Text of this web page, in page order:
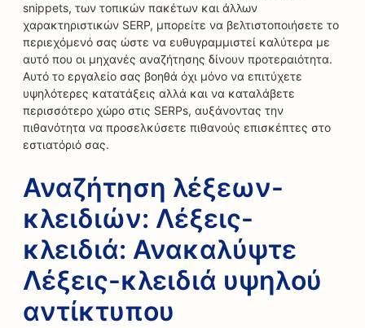
snippets, των τοπικών πακέτων και άλλων
χαρακτηριστικών SERP, μπορείτε να βελτιστοποιήσετε το
περιεχόμενό σας ώστε να ευθυγραμμιστεί καλύτερα με
αυτό που οι μηχανές αναζήτησης δίνουν προτεραιότητα.
Αυτό το εργαλείο σας βοηθά όχι μόνο να επιτύχετε
υψηλότερες κατατάξεις αλλά και να καταλάβετε
περισσότερο χώρο στις SERPs, αυξάνοντας την
πιθανότητα να προσελκύσετε πιθανούς επισκέπτες στο
εστιατόριό σας.
Αναζήτηση λέξεων-
κλειδιών: Λέξεις-
κλειδιά: Ανακαλύψτε
Λέξεις-κλειδιά υψηλού
αντίκτυπου